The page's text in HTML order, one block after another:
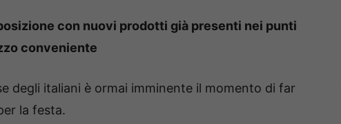
con nuovi prodotti già presenti nei punti
conveniente
degli italiani è ormai imminente il momento di far
la festa.